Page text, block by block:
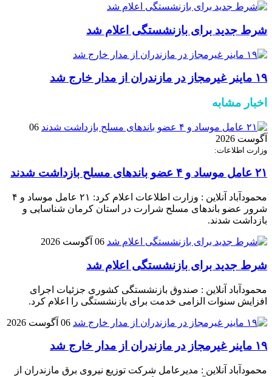
شرط جدید برای بازنشستگی اعلام شد
۱۹ ماینر غیرمجاز در مازندران از مدار خارج شد
اخبار مشابه
06
آگوست 2026
وزارت اطلاعات:
۲۱ عامل موساد و ۴ عضو باند‌های مسلح بازداشت شدند
محمودآباد آنلاین : وزارت اطلاعات اعلام کرد: ۲۱ عامل موساد و ۴
شرور عضو باند‌های مسلح شرارت در استان کرمان شناسایی و
بازداشت شدند.
06 آگوست 2026
شرط جدید برای بازنشستگی اعلام شد
محمودآباد آنلاین : صندوق بازنشستگی کشوری جزئیات اجرای
افزایش سنوات الزامی خدمت برای بازنشستگی را اعلام کرد.
06 آگوست 2026
۱۹ ماینر غیرمجاز در مازندران از مدار خارج شد
محمودآباد آنلاین : مدیرعامل شرکت توزیع نیروی برق مازندران از